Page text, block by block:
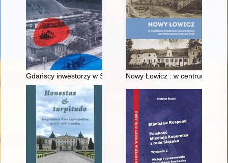
Gdańscy inwestorzy w Sopocie : prestiż finansowy i
Nowy Łowicz : w centrum